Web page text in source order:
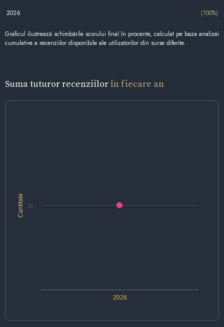
2026 (100%)
Graficul ilustrează schimbările scorului final în procente, calculat pe baza analizei
cumulative a recenziilor disponibile ale utilizatorilor din surse diferite.
Suma tuturor recenziilorîn fiecare an
Cantitate
2026
16